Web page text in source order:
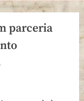
parceria